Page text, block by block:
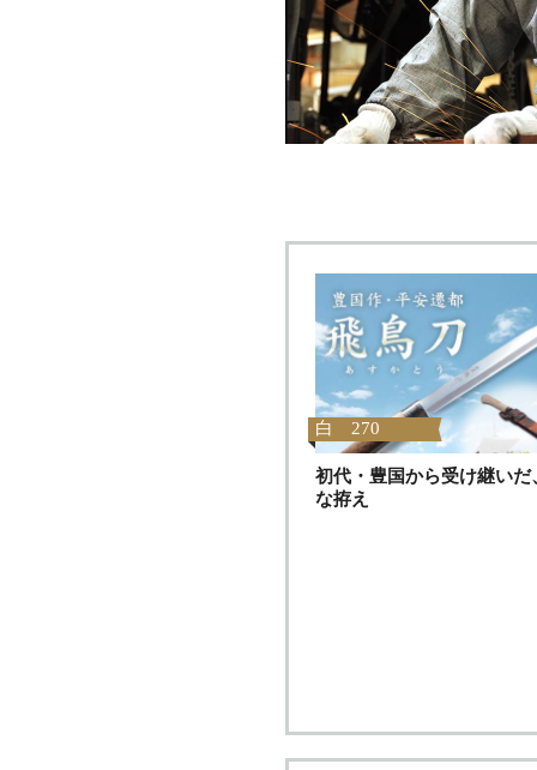
白 270
初代・豊国から受け継いだ
な拵え